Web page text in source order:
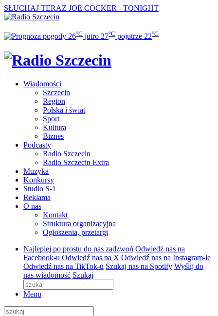
SŁUCHAJ TERAZ JOE COCKER - TONIGHT
26°C jutro 27°C pojutrze 22°C
Wiadomości
Szczecin
Region
Polska i świat
Sport
Kultura
Biznes
Podcasty
Radio Szczecin
Radio Szczecin Extra
Muzyka
Konkursy
Studio S-1
Reklama
O nas
Kontakt
Struktura organizacyjna
Ogłoszenia, przetargi
Najlepiej po prostu do nas zadzwoń Odwiedź nas na
Facebook-u Odwiedź nas na X Odwiedź nas na Instagram-ie
Odwiedź nas na TikTok-u Szukaj nas na Spotify Wyślij do
nas wiadomość Szukaj
Menu